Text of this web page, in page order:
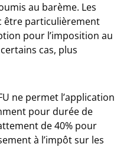
au barème. Les
être particulièrement
pour l’imposition au
cas, plus
ne permet l’application
pour durée de
de 40% pour
à l’impôt sur les